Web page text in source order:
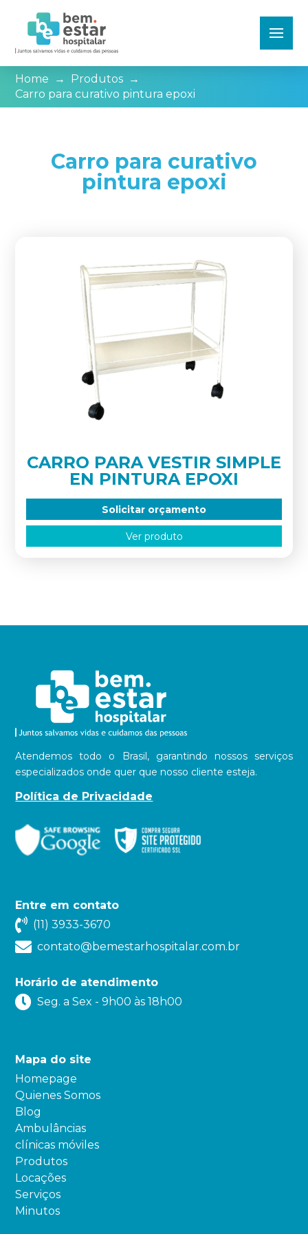
Home → Produtos →
Carro para curativo pintura epoxi
Carro para curativo
pintura epoxi
CARRO PARA VESTIR SIMPLE
EN PINTURA EPOXI
Solicitar orçamento
Ver produto
Atendemos todo o Brasil, garantindo nossos serviços
especializados onde quer que nosso cliente esteja.
Política de Privacidade
Entre em contato
(11) 3933-3670
contato@bemestarhospitalar.com.br
Horário de atendimento
Seg. a Sex - 9h00 às 18h00
Mapa do site
Homepage
Quienes Somos
Blog
Ambulâncias
clínicas móviles
Produtos
Locações
Serviços
Minutos